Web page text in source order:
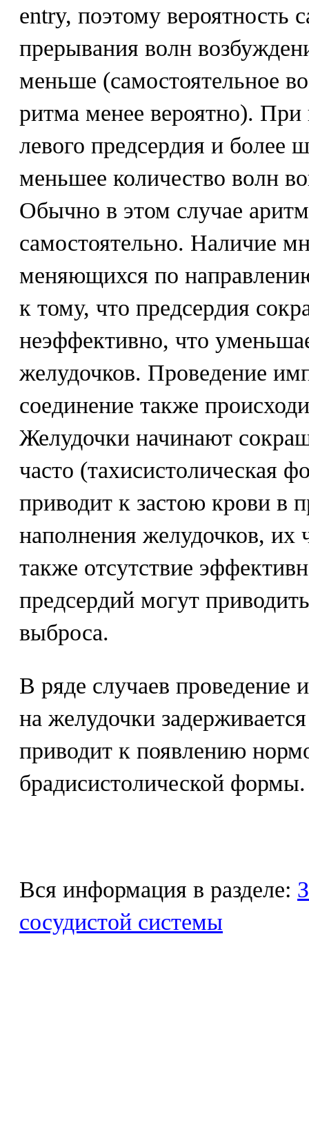
entry, поэтому вероятность
прерывания волн
меньше (самостоятельное
ритма менее вероятно).
левого предсердия и более
меньшее количество волн
Обычно в этом случае
самостоятельно. Наличие
меняющихся по
к тому, что предсердия
неэффективно, что
желудочков. Проведение
соединение также
Желудочки начинают
часто (тахисистолическая
приводит к застою крови в
наполнения желудочков, их
также отсутствие
предсердий могут
выброса.
В ряде случаев проведение
на желудочки
приводит к появлению
брадисистолической формы.
Вся информация в разделе:
сосудистой системы